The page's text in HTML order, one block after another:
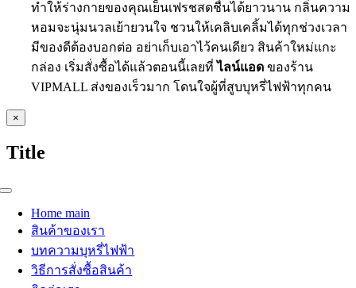
ทำให้ร่างกายของคุณเย็นเฟรชสดชื่นได้ยาวนาน กลิ่นความ
หอมจะนุ่มนวลเย้ายวนใจ ชวนให้เคลิบเคลิ้มได้ทุกช่วงเวลา
มีของดีต้องบอกต่อ อย่าเก็บเอาไว้คนเดียว สินค้าใหม่แกะ
กล่อง เริ่มสั่งซื้อได้แล้วตอนนี้เลยที่ไลน์แอด ของร้าน
VIPMALL ส่งของเร็วมาก โดนใจผู้ที่สูบบุหรี่ไฟฟ้าทุกคน
Close
product
view
×
Title
Toggle
NavigationHome main
สินค้าของเรา
บทความบุหรี่ไฟฟ้า
วิธีการสั่งซื้อสินค้า